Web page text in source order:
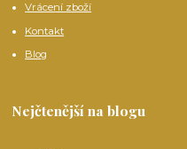
Vrácení zboží
Kontakt
Blog
Nejčtenější na blogu